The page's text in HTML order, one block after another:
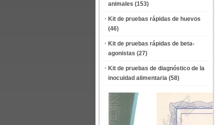
animales (153)
Kit de pruebas rápidas de huevos
(46)
Kit de pruebas rápidas de beta-
agonistas (27)
Kit de pruebas de diagnóstico de la
inocuidad alimentaria (58)